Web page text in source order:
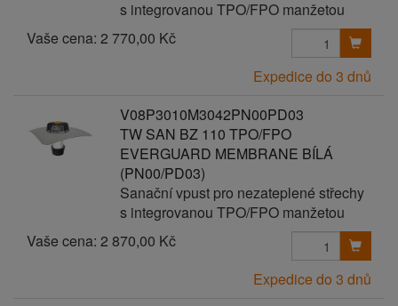
s integrovanou TPO/FPO manžetou
Vaše cena: 2 770,00 Kč
Expedice do 3 dnů
V08P3010M3042PN00PD03
TW SAN BZ 110 TPO/FPO
EVERGUARD MEMBRANE BÍLÁ
(PN00/PD03)
Sanační vpust pro nezateplené střechy
s integrovanou TPO/FPO manžetou
Vaše cena: 2 870,00 Kč
Expedice do 3 dnů